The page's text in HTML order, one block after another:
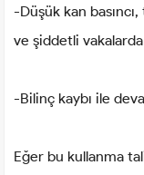
-Düşük kan
ve şiddetli
-Bilinç kaybı ile
Eğer bu kullanma